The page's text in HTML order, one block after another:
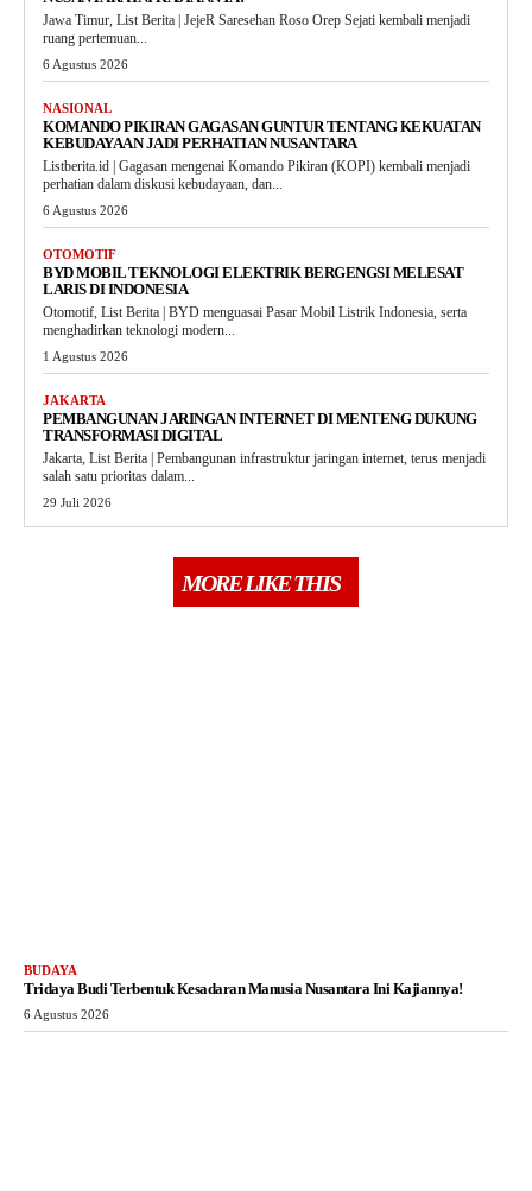
Jawa Timur, List Berita | JejeR Saresehan Roso Orep Sejati kembali menjadi
ruang pertemuan...
6 Agustus 2026
NASIONAL
KOMANDO PIKIRAN GAGASAN GUNTUR TENTANG KEKUATAN
KEBUDAYAAN JADI PERHATIAN NUSANTARA
Listberita.id | Gagasan mengenai Komando Pikiran (KOPI) kembali menjadi
perhatian dalam diskusi kebudayaan, dan...
6 Agustus 2026
OTOMOTIF
BYD MOBIL TEKNOLOGI ELEKTRIK BERGENGSI MELESAT
LARIS DI INDONESIA
Otomotif, List Berita | BYD menguasai Pasar Mobil Listrik Indonesia, serta
menghadirkan teknologi modern...
1 Agustus 2026
JAKARTA
PEMBANGUNAN JARINGAN INTERNET DI MENTENG DUKUNG
TRANSFORMASI DIGITAL
Jakarta, List Berita | Pembangunan infrastruktur jaringan internet, terus menjadi
salah satu prioritas dalam...
29 Juli 2026
MORE LIKE THIS
BUDAYA
Tridaya Budi Terbentuk Kesadaran Manusia Nusantara Ini Kajiannya!
6 Agustus 2026